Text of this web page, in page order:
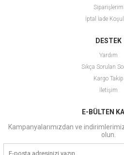
Siparişlerim
İptal İade
DESTEK
Yardım
Sıkça Sorulan
Kargo Takip
İletişim
E-BÜLTEN
Kampanyalarımızdan ve
olun.